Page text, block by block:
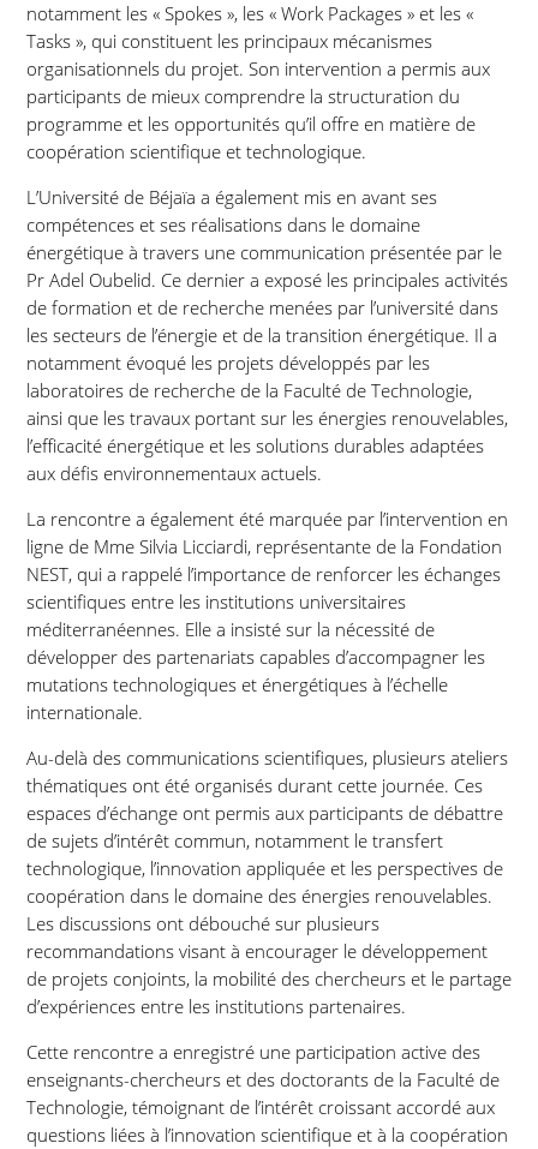
notamment les « Spokes », les « Work Packages » et les «
Tasks », qui constituent les principaux mécanismes
organisationnels du projet. Son intervention a permis aux
participants de mieux comprendre la structuration du
programme et les opportunités qu’il offre en matière de
coopération scientifique et technologique.
L’Université de Béjaïa a également mis en avant ses
compétences et ses réalisations dans le domaine
énergétique à travers une communication présentée par le
Pr Adel Oubelid. Ce dernier a exposé les principales activités
de formation et de recherche menées par l’université dans
les secteurs de l’énergie et de la transition énergétique. Il a
notamment évoqué les projets développés par les
laboratoires de recherche de la Faculté de Technologie,
ainsi que les travaux portant sur les énergies renouvelables,
l’efficacité énergétique et les solutions durables adaptées
aux défis environnementaux actuels.
La rencontre a également été marquée par l’intervention en
ligne de Mme Silvia Licciardi, représentante de la Fondation
NEST, qui a rappelé l’importance de renforcer les échanges
scientifiques entre les institutions universitaires
méditerranéennes. Elle a insisté sur la nécessité de
développer des partenariats capables d’accompagner les
mutations technologiques et énergétiques à l’échelle
internationale.
Au-delà des communications scientifiques, plusieurs ateliers
thématiques ont été organisés durant cette journée. Ces
espaces d’échange ont permis aux participants de débattre
de sujets d’intérêt commun, notamment le transfert
technologique, l’innovation appliquée et les perspectives de
coopération dans le domaine des énergies renouvelables.
Les discussions ont débouché sur plusieurs
recommandations visant à encourager le développement
de projets conjoints, la mobilité des chercheurs et le partage
d’expériences entre les institutions partenaires.
Cette rencontre a enregistré une participation active des
enseignants-chercheurs et des doctorants de la Faculté de
Technologie, témoignant de l’intérêt croissant accordé aux
questions liées à l’innovation scientifique et à la coopération